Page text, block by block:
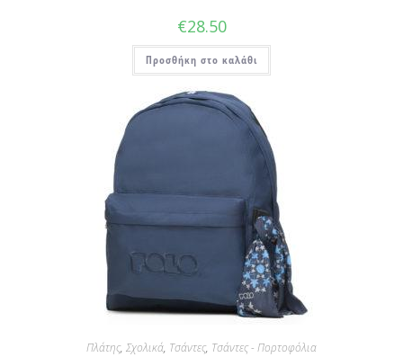
€28.50
Προσθήκη στο καλάθι
Πλάτης, Σχολικά, Τσάντες, Τσάντες - Πορτοφόλια